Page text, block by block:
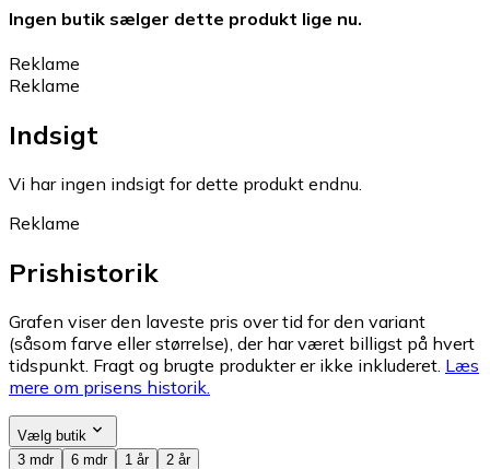
Ingen butik sælger dette produkt lige nu.
Reklame
Reklame
Indsigt
Vi har ingen indsigt for dette produkt endnu.
Reklame
Prishistorik
Grafen viser den laveste pris over tid for den variant
(såsom farve eller størrelse), der har været billigst på hvert
tidspunkt. Fragt og brugte produkter er ikke inkluderet. Læs
mere om prisens historik.
Vælg butik
3 mdr
6 mdr 1 år 2 år